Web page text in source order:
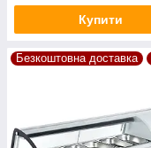
Купити
Безкоштовна доставка